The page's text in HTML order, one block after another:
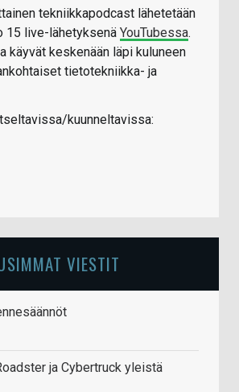
tekniikkapodcast lähetetään
15 live-lähetyksenä YouTubessa.
käyvät keskenään läpi kuluneen
tietotekniikka- ja
kuunneltavissa:
VIESTIT
ja Cybertruck yleistä